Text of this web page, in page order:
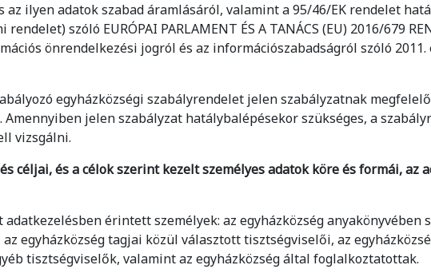
ilyen adatok szabad áramlásáról, valamint a 95/46/EK rendelet
szóló EURÓPAI PARLAMENT ÉS A TANÁCS (EU) 2016/679
önrendelkezési jogról és az információszabadságról szóló 2011.
egyházközségi szabályrendelet jelen szabályzatnak
jelen szabályzat hatálybalépésekor szükséges, a
vizsgálni.
céljai, és a célok szerint kezelt személyes adatok köre és formái, az
adatkezelésben érintett személyek: az egyházközség anyakönyvében
egyházközség tagjai közül választott tisztségviselői, az
tisztségviselők, valamint az egyházközség által foglalkoztatottak.